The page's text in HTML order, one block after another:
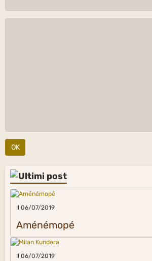
OK
Il 06/07/2019
Aménémopé
Il 06/07/2019